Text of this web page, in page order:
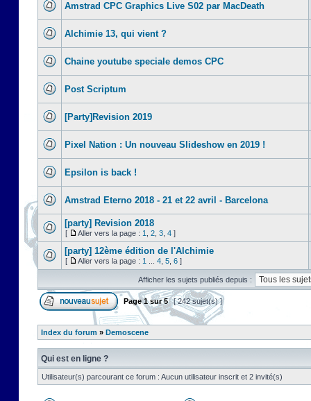
Amstrad CPC Graphics Live S02 par MacDeath
Alchimie 13, qui vient ?
Chaine youtube speciale demos CPC
Post Scriptum
[Party]Revision 2019
Pixel Nation : Un nouveau Slideshow en 2019 !
Epsilon is back !
Amstrad Eterno 2018 - 21 et 22 avril - Barcelona
[party] Revision 2018
[ Aller vers la page : 1 2 3 4 ]
[party] 12ème édition de l'Alchimie
[ Aller vers la page : 1 4 5 6 ]
Afficher les sujets publiés depuis :
Page1sur5 [ 242 sujet(s) ]
Index du forum » Demoscene
Qui est en ligne ?
Utilisateur(s) parcourant ce forum : Aucun utilisateur inscrit et 2 invité(s)